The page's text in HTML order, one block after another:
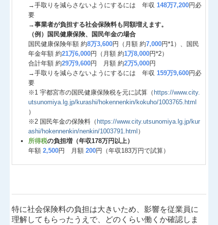
→手取りを減らさないようにするには 年収148万7,200円必
要
→事業者が負担する社会保険料も同額増えます。
（例）国民健康保険、国民年金の場合
国民健康保険年額 約8万3,600円（月額 約7,000円*1）、国民
年金年額 約21万6,000円（月額 約1万8,000円*2）
合計年額 約29万9,600円 月額 約2万5,000円
→手取りを減らさないようにするには 年収159万9,600円必
要
※1 宇都宮市の国民健康保険税を元に試算（ https://www.city.
utsunomiya.lg.jp/kurashi/hokennenkin/kokuho/1003765.html
）
※2 国民年金の保険料（ https://www.city.utsunomiya.lg.jp/kur
ashi/hokennenkin/nenkin/1003791.html ）
所得税の負担増（年収178万円以上）
年額2,500円 月額200円（年収183万円で試算）
特に社会保険料の負担は大きいため、影響を従業員に
理解してもらったうえで、どのくらい働くか確認しま